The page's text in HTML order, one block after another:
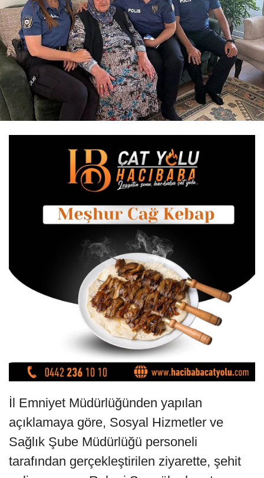
İl Emniyet Müdürlüğünden yapılan
açıklamaya göre, Sosyal Hizmetler ve
Sağlık Şube Müdürlüğü personeli
tarafından gerçekleştirilen ziyarette, şehit